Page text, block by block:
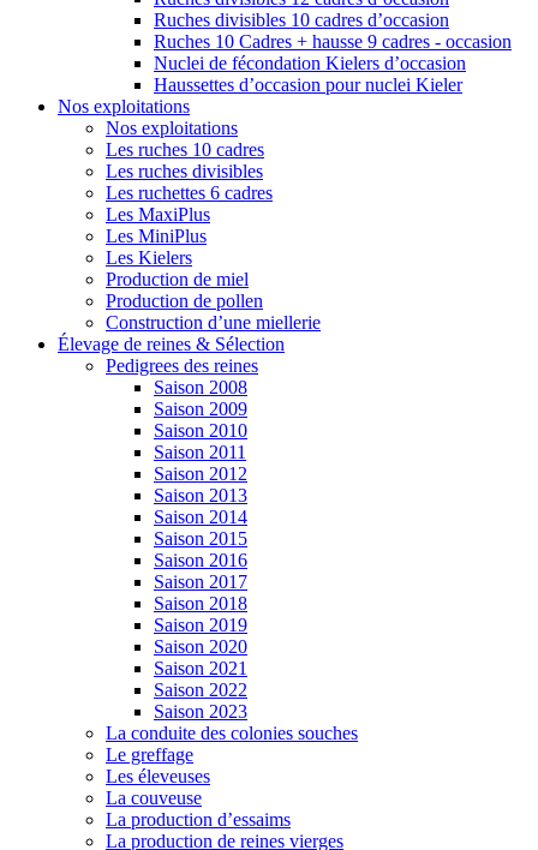
Ruches divisibles 10 cadres d’occasion
Ruches 10 Cadres + hausse 9 cadres - occasion
Nuclei de fécondation Kielers d’occasion
Haussettes d’occasion pour nuclei Kieler
Nos exploitations
Nos exploitations
Les ruches 10 cadres
Les ruches divisibles
Les ruchettes 6 cadres
Les MaxiPlus
Les MiniPlus
Les Kielers
Production de miel
Production de pollen
Construction d’une miellerie
Élevage de reines & Sélection
Pedigrees des reines
Saison 2008
Saison 2009
Saison 2010
Saison 2011
Saison 2012
Saison 2013
Saison 2014
Saison 2015
Saison 2016
Saison 2017
Saison 2018
Saison 2019
Saison 2020
Saison 2021
Saison 2022
Saison 2023
La conduite des colonies souches
Le greffage
Les éleveuses
La couveuse
La production d’essaims
La production de reines vierges